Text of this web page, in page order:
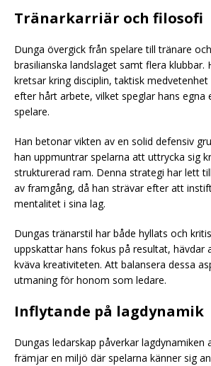
Tränarkarriär och filosofi
Dunga övergick från spelare till tränare
brasilianska landslaget samt flera klubbar.
kretsar kring disciplin, taktisk
efter hårt arbete, vilket speglar hans egna
spelare.
Han betonar vikten av en solid defensiv
han uppmuntrar spelarna att uttrycka sig
strukturerad ram. Denna strategi har lett
av framgång, då han strävar efter att
mentalitet i sina lag.
Dungas tränarstil har både hyllats och
uppskattar hans fokus på resultat, hävdar
kväva kreativiteten. Att balansera dessa
utmaning för honom som ledare.
Inflytande på lagdynamik
Dungas ledarskap påverkar lagdynamiken
främjar en miljö där spelarna känner sig